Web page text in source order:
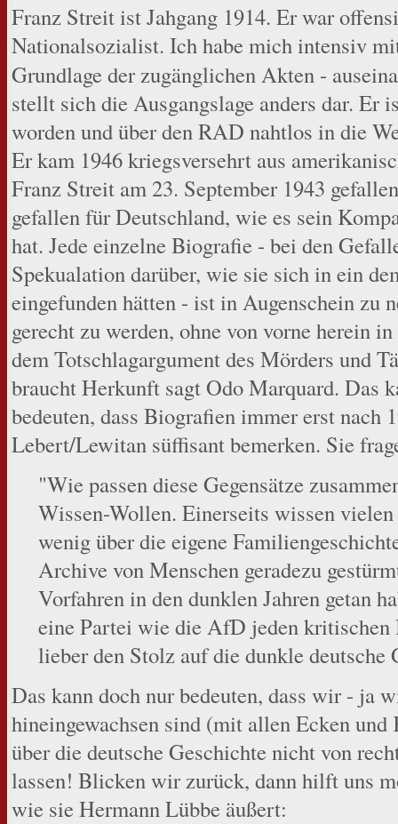
Franz Streit ist Jahgang 1914. Er war
Nationalsozialist. Ich habe mich intensiv
Grundlage der zugänglichen Akten -
stellt sich die Ausgangslage anders dar. Er
worden und über den RAD nahtlos in die
Er kam 1946 kriegsversehrt aus
Franz Streit am 23. September 1943
gefallen für Deutschland, wie es sein
hat. Jede einzelne Biografie - bei den
Spekualation darüber, wie sie sich in ein
eingefunden hätten - ist in Augenschein zu
gerecht zu werden, ohne von vorne herein
dem Totschlagargument des Mörders und
braucht Herkunft sagt Odo Marquard. Das
bedeuten, dass Biografien immer erst nach
Lebert/Lewitan süffisant bemerken. Sie
"Wie passen diese Gegensätze
Wissen-Wollen. Einerseits wissen
wenig über die eigene
Archive von Menschen geradezu
Vorfahren in den dunklen Jahren getan
eine Partei wie die AfD jeden
lieber den Stolz auf die dunkle deutsche
Das kann doch nur bedeuten, dass wir - ja
hineingewachsen sind (mit allen Ecken
über die deutsche Geschichte nicht von
lassen! Blicken wir zurück, dann hilft uns
wie sie Hermann Lübbe äußert: